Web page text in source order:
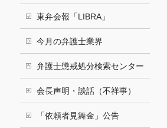
東弁会報「LIBRA」
今月の弁護士業界
弁護士懲戒処分検索センター
会長声明・談話（不祥事）
「依頼者見舞金」公告